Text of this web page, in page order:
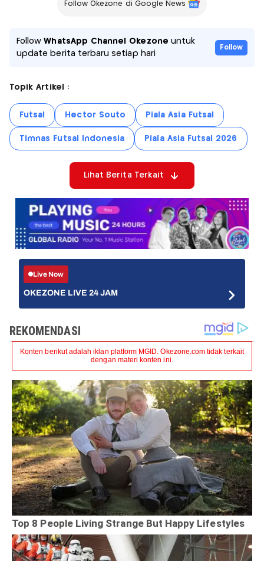
Follow Okezone di Google News
FollowWhatsApp Channel Okezone untuk
update berita terbaru setiap hari
Follow
Topik Artikel :
Futsal Hector Souto Piala Asia Futsal
Timnas Futsal Indonesia Piala Asia Futsal 2026
Lihat Berita Terkait
Live Now
OKEZONE LIVE 24 JAM